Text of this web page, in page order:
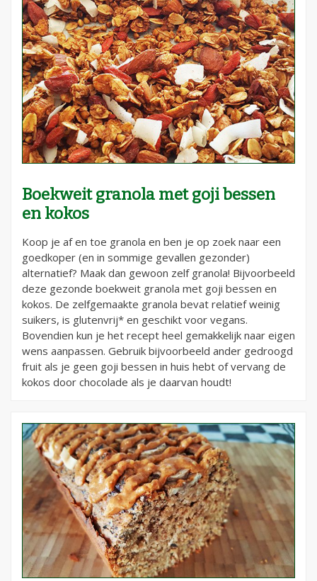
Boekweit granola met goji bessen
en kokos
Koop je af en toe granola en ben je op zoek naar een
goedkoper (en in sommige gevallen gezonder)
alternatief? Maak dan gewoon zelf granola! Bijvoorbeeld
deze gezonde boekweit granola met goji bessen en
kokos. De zelfgemaakte granola bevat relatief weinig
suikers, is glutenvrij* en geschikt voor vegans.
Bovendien kun je het recept heel gemakkelijk naar eigen
wens aanpassen. Gebruik bijvoorbeeld ander gedroogd
fruit als je geen goji bessen in huis hebt of vervang de
kokos door chocolade als je daarvan houdt!